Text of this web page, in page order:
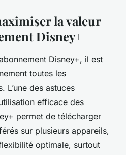
la valeur
Disney+
Disney+, il est
toutes les
L’une des astuces
efficace des
permet de télécharger
sur plusieurs appareils,
optimale, surtout